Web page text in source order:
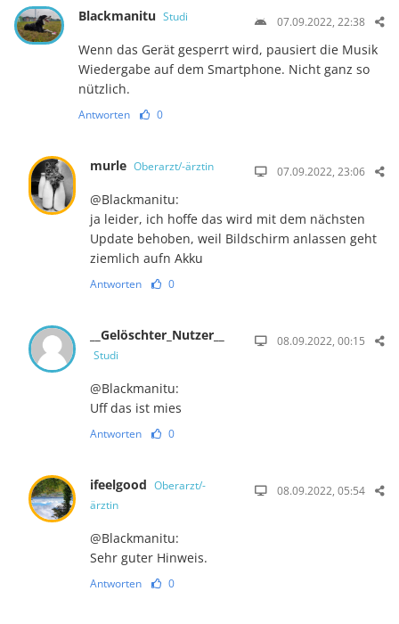
Blackmanitu Studi 07.09.2022, 22:38
Wenn das Gerät gesperrt wird, pausiert die Musik
Wiedergabe auf dem Smartphone. Nicht ganz so
nützlich.
Antworten 0
murle Oberarzt/-ärztin 07.09.2022, 23:06
@Blackmanitu:
ja leider, ich hoffe das wird mit dem nächsten
Update behoben, weil Bildschirm anlassen geht
ziemlich aufn Akku
Antworten 0
__Gelöschter_Nutzer__
Studi
08.09.2022, 00:15
@Blackmanitu:
Uff das ist mies
Antworten 0
ifeelgood Oberarzt/-
ärztin
08.09.2022, 05:54
@Blackmanitu:
Sehr guter Hinweis.
Antworten 0